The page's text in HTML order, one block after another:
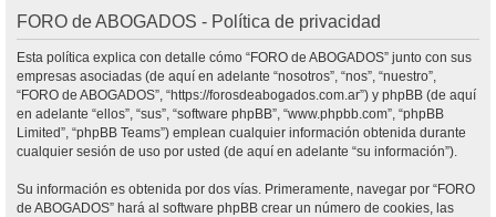
FORO de ABOGADOS - Política de privacidad
Esta política explica con detalle cómo “FORO de ABOGADOS” junto con sus
empresas asociadas (de aquí en adelante “nosotros”, “nos”, “nuestro”,
“FORO de ABOGADOS”, “https://forosdeabogados.com.ar”) y phpBB (de aquí
en adelante “ellos”, “sus”, “software phpBB”, “www.phpbb.com”, “phpBB
Limited”, “phpBB Teams”) emplean cualquier información obtenida durante
cualquier sesión de uso por usted (de aquí en adelante “su información”).
Su información es obtenida por dos vías. Primeramente, navegar por “FORO
de ABOGADOS” hará al software phpBB crear un número de cookies, las